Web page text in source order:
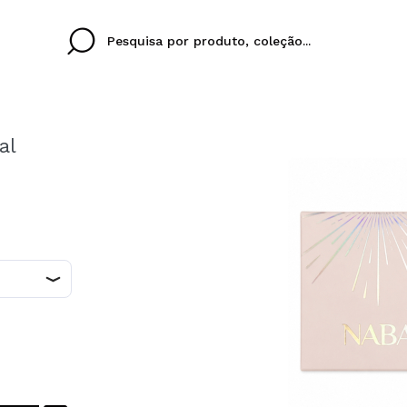
Eu não tenho uma
Ao criar uma conta
rapidamente, verificar
operações anteriores.
IDIOMA PORTUGUESE
Ines
colori